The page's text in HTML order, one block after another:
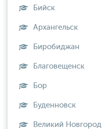
Бийск
Архангельск
Биробиджан
Благовещенск
Бор
Буденновск
Великий Новгород